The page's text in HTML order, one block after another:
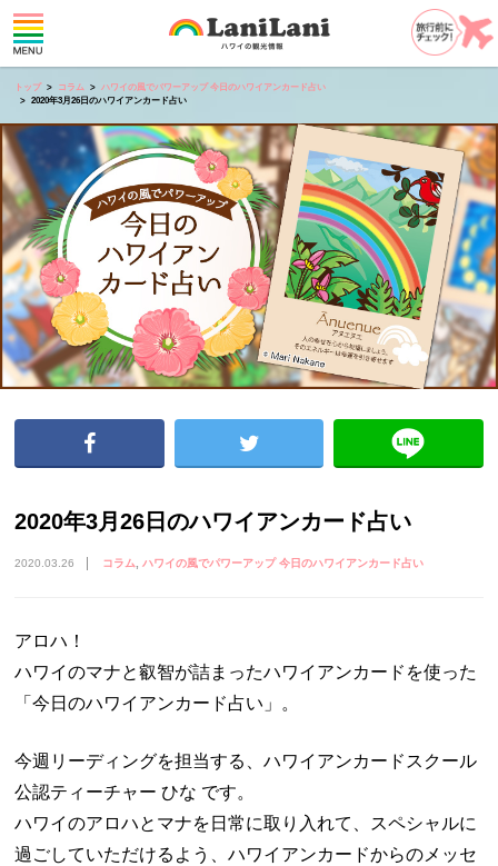
トップ コラム
ハワイの風でパワーアップ 今日のハワイアンカード占い
2020年3月26日のハワイアンカード占い
2020年3月26日のハワイアンカード占い
2020.03.26 コラム ハワイの風でパワーアップ 今日のハワイアンカード占い
アロハ！
ハワイのマナと叡智が詰まったハワイアンカードを使った
「今日のハワイアンカード占い」。
今週リーディングを担当する、ハワイアンカードスクール
公認ティーチャー ひな です。
ハワイのアロハとマナを日常に取り入れて、スペシャルに
過ごしていただけるよう、ハワイアンカードからのメッセ